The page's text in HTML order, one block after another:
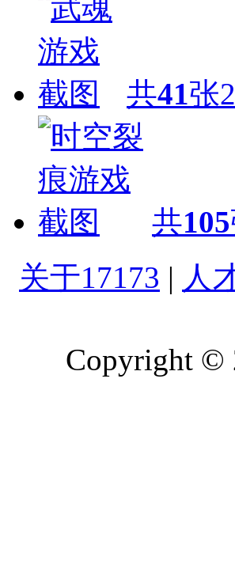
共41张
共105
关于17173 | 人
Copyright ©